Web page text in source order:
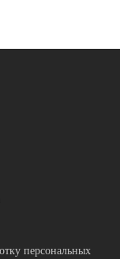
РБ
персональных